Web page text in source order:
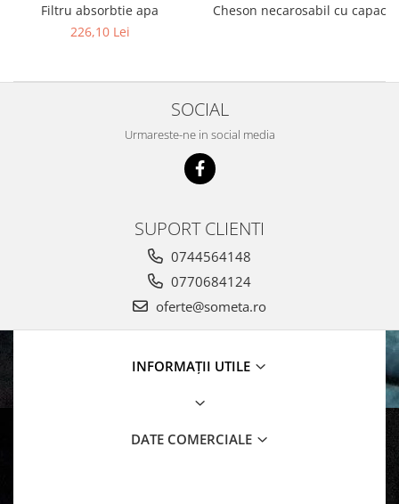
Filtru absorbtie apa
226,10 Lei
Cheson necarosabil cu capac
SOCIAL
Urmareste-ne in social media
SUPORT CLIENTI
0744564148
0770684124
oferte@someta.ro
INFORMAȚII UTILE
DATE COMERCIALE